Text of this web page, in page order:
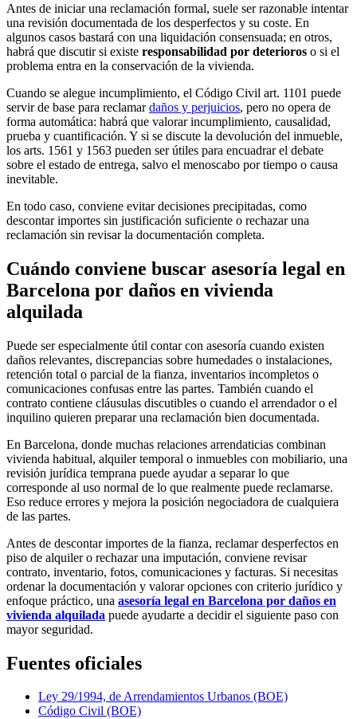
Antes de iniciar una reclamación formal, suele ser razonable intentar
una revisión documentada de los desperfectos y su coste. En
algunos casos bastará con una liquidación consensuada; en otros,
habrá que discutir si existe responsabilidad por deterioros o si el
problema entra en la conservación de la vivienda.
Cuando se alegue incumplimiento, el Código Civil art. 1101 puede
servir de base para reclamardaños y perjuicios, pero no opera de
forma automática: habrá que valorar incumplimiento, causalidad,
prueba y cuantificación. Y si se discute la devolución del inmueble,
los arts. 1561 y 1563 pueden ser útiles para encuadrar el debate
sobre el estado de entrega, salvo el menoscabo por tiempo o causa
inevitable.
En todo caso, conviene evitar decisiones precipitadas, como
descontar importes sin justificación suficiente o rechazar una
reclamación sin revisar la documentación completa.
Cuándo conviene buscar asesoría legal en
Barcelona por daños en vivienda
alquilada
Puede ser especialmente útil contar con asesoría cuando existen
daños relevantes, discrepancias sobre humedades o instalaciones,
retención total o parcial de la fianza, inventarios incompletos o
comunicaciones confusas entre las partes. También cuando el
contrato contiene cláusulas discutibles o cuando el arrendador o el
inquilino quieren preparar una reclamación bien documentada.
En Barcelona, donde muchas relaciones arrendaticias combinan
vivienda habitual, alquiler temporal o inmuebles con mobiliario, una
revisión jurídica temprana puede ayudar a separar lo que
corresponde al uso normal de lo que realmente puede reclamarse.
Eso reduce errores y mejora la posición negociadora de cualquiera
de las partes.
Antes de descontar importes de la fianza, reclamar desperfectos en
piso de alquiler o rechazar una imputación, conviene revisar
contrato, inventario, fotos, comunicaciones y facturas. Si necesitas
ordenar la documentación y valorar opciones con criterio jurídico y
enfoque práctico, una asesoría legal en Barcelona por daños en
vivienda alquilada puede ayudarte a decidir el siguiente paso con
mayor seguridad.
Fuentes oficiales
Ley 29/1994, de Arrendamientos Urbanos (BOE)
Código Civil (BOE)